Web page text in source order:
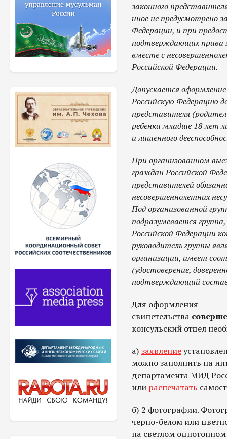
законного
иное не предусмотрено
Федерации, и при
подтверждающих права
вместе с
Российской Федерации.
Допускается
Российскую Федерацию
представителя
ребенка младше 18 лет
и лишенного
При организованном
граждан Российской
представителей
несовершеннолетних
Под организованной
подразумевается
Российской Федерации
руководитель группы
организации, имеет
(удостоверение,
подтверждающий
Для оформления
свидетельства
консульский отдел
а) заявление
можно заполнить на
департамента МИД
или распечатать
б) 2 фотографии.
черно-белом или
на светлом